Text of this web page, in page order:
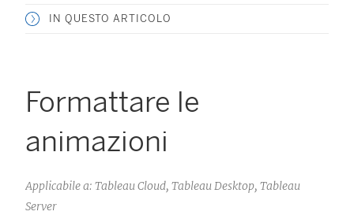
IN QUESTO ARTICOLO
Formattare le
animazioni
Applicabile a: Tableau Cloud, Tableau Desktop, Tableau
Server